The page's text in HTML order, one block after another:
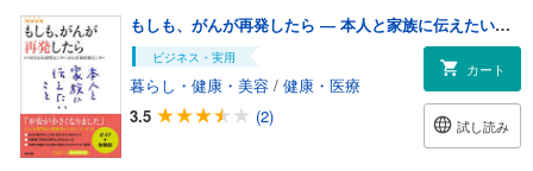
もしも、がんが再発したら ― 本人と家族に伝えたいこと
ビジネス・実用
暮らし・健康・美容 / 健康・医療
3.5
(2)
カート
試し読み